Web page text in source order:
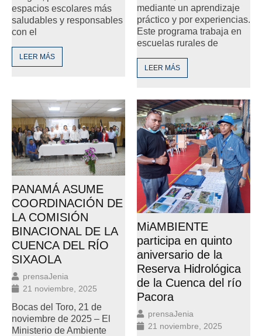
espacios escolares más
saludables y responsables
con el
LEER MÁS
mediante un aprendizaje
práctico y por experiencias.
Este programa trabaja en
escuelas rurales de
LEER MÁS
PANAMÁ ASUME
COORDINACIÓN DE
LA COMISIÓN
BINACIONAL DE LA
CUENCA DEL RÍO
SIXAOLA
prensaJenia
21 noviembre, 2025
Bocas del Toro, 21 de
noviembre de 2025 – El
Ministerio de Ambiente
MiAMBIENTE
participa en quinto
aniversario de la
Reserva Hidrológica
de la Cuenca del río
Pacora
prensaJenia
21 noviembre, 2025